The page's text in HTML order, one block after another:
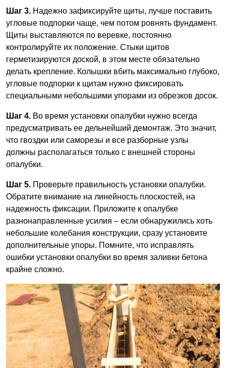
Шаг 3. Надежно зафиксируйте щиты, лучше поставить
угловые подпорки чаще, чем потом ровнять фундамент.
Щиты выставляются по веревке, постоянно
контролируйте их положение. Стыки щитов
герметизируются доской, в этом месте обязательно
делать крепление. Колышки вбить максимально глубоко,
угловые подпорки к щитам нужно фиксировать
специальными небольшими упорами из обрезков досок.
Шаг 4. Во время установки опалубки нужно всегда
предусматривать ее дельнейший демонтаж. Это значит,
что гвоздки или саморезы и все разборные узлы
должны располагаться только с внешней стороны
опалубки.
Шаг 5. Проверьте правильность установки опалубки.
Обратите внимание на линейность плоскостей, на
надежность фиксации. Приложите к опалубке
разнонаправленные усилия – если обнаружились хоть
небольшие колебания конструкции, сразу установите
дополнительные упоры. Помните, что исправлять
ошибки установки опалубки во время заливки бетона
крайне сложно.